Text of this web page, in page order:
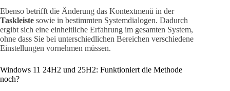
Ebenso betrifft die Änderung das Kontextmenü in der
Taskleiste sowie in bestimmten Systemdialogen. Dadurch
ergibt sich eine einheitliche Erfahrung im gesamten System,
ohne dass Sie bei unterschiedlichen Bereichen verschiedene
Einstellungen vornehmen müssen.
Windows 11 24H2 und 25H2: Funktioniert die Methode
noch?